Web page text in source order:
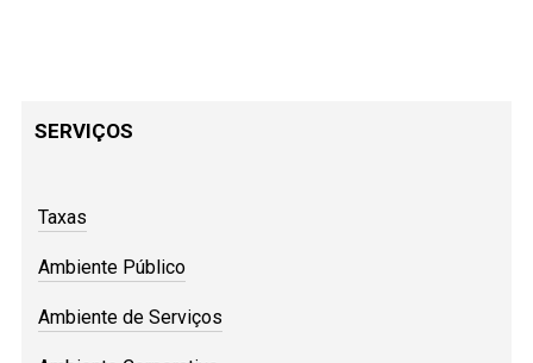
SERVIÇOS
Taxas
Ambiente Público
Ambiente de Serviços